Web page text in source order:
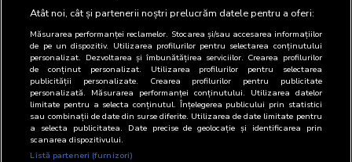
Atât noi, cât și partenerii noștri prelucrăm datele pentru a oferi:
Măsurarea performanței reclamelor. Stocarea și/sau accesarea informațiilor
de pe un dispozitiv. Utilizarea profilurilor pentru selectarea conținutului
personalizat. Dezvoltarea și îmbunătățirea serviciilor. Crearea profilurilor
de conținut personalizat. Utilizarea profilurilor pentru selectarea
publicității personalizate. Crearea profilurilor pentru publicitate
personalizată. Măsurarea performanței conținutului. Utilizarea datelor
limitate pentru a selecta conținutul. Înțelegerea publicului prin statistici
sau combinații de date din surse diferite. Utilizarea de date limitate pentru
a selecta publicitatea. Date precise de geolocație și identificarea prin
scanarea dispozitivului.
Listă parteneri (furnizori)